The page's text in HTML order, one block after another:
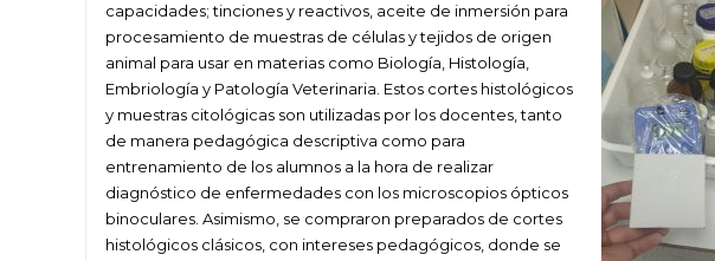
capacidades; tinciones y reactivos, aceite de inmersión para
procesamiento de muestras de células y tejidos de origen
animal para usar en materias como Biología, Histología,
Embriología y Patología Veterinaria. Estos cortes histológicos
y muestras citológicas son utilizadas por los docentes, tanto
de manera pedagógica descriptiva como para
entrenamiento de los alumnos a la hora de realizar
diagnóstico de enfermedades con los microscopios ópticos
binoculares. Asimismo, se compraron preparados de cortes
histológicos clásicos, con intereses pedagógicos, donde se